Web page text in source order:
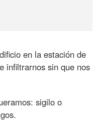
en la estación de
infiltrarnos sin que nos
sigilo o